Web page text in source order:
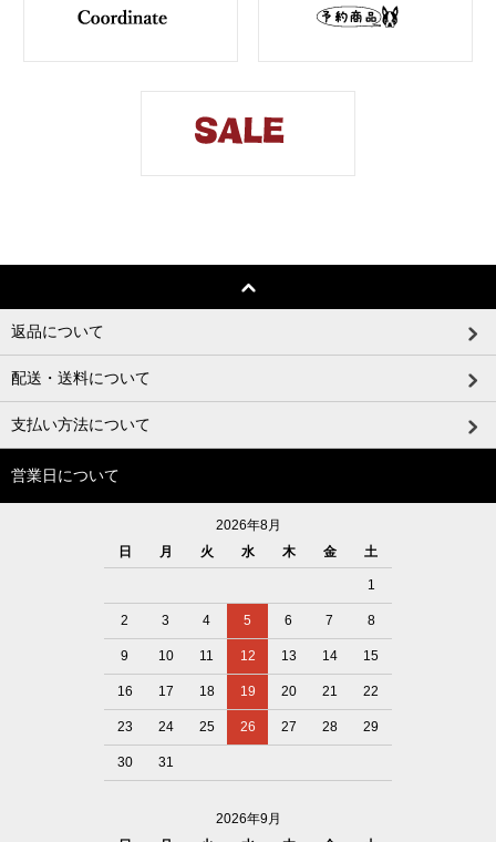
返品について
配送・送料について
支払い方法について
営業日について
2026年8月
日
月 火 水 木 金 土
1
2 3 4 5 6 7 8
9 10 11 12 13 14 15
16 17 18 19 20 21 22
23 24 25 26 27 28 29
30 31
2026年9月